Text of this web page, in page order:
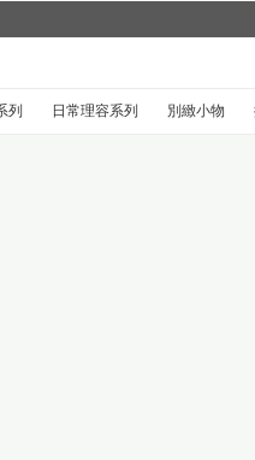
列 日常理容系列 別緻小物